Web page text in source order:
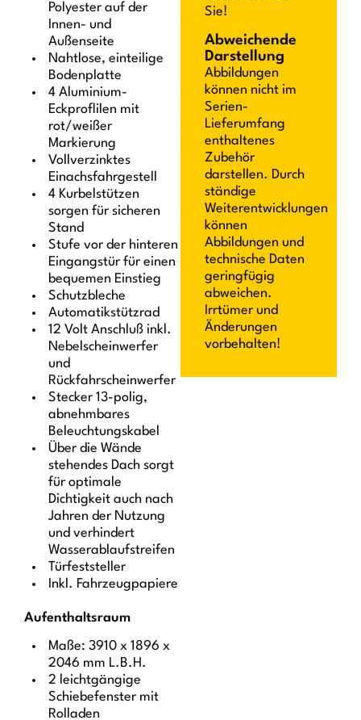
Polyester auf der
Innen- und
Außenseite
Nahtlose, einteilige
Bodenplatte
4 Aluminium-
Eckproflilen mit
rot/weißer
Markierung
Vollverzinktes
Einachsfahrgestell
4 Kurbelstützen
sorgen für sicheren
Stand
Stufe vor der hinteren
Eingangstür für einen
bequemen Einstieg
Schutzbleche
Automatikstützrad
12 Volt Anschluß inkl.
Nebelscheinwerfer
und
Rückfahrscheinwerfer
Stecker 13-polig,
abnehmbares
Beleuchtungskabel
Über die Wände
stehendes Dach sorgt
für optimale
Dichtigkeit auch nach
Jahren der Nutzung
und verhindert
Wasserablaufstreifen
Türfeststeller
Inkl. Fahrzeugpapiere
Aufenthaltsraum
Maße: 3910 x 1896 x
2046 mm L.B.H.
2 leichtgängige
Schiebefenster mit
Rolladen
Sie!
Abweichende
Darstellung
Abbildungen
können nicht im
Serien-
Lieferumfang
enthaltenes
Zubehör
darstellen. Durch
ständige
Weiterentwicklungen
können
Abbildungen und
technische Daten
geringfügig
abweichen.
Irrtümer und
Änderungen
vorbehalten!